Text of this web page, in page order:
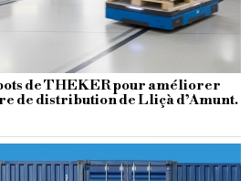
de THEKER pour améliorer
de distribution de Lliçà d’Amunt.